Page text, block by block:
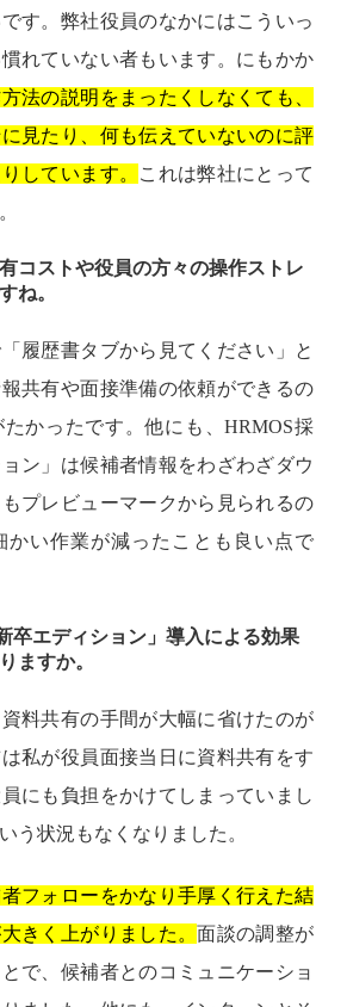
す。弊社役員のなかにはこういっ
れていない者もいます。にもかか
法の説明をまったくしなくても、
見たり、何も伝えていないのに評
しています。
これは弊社にとって
コストや役員の方々の操作ストレ
ね。
履歴書タブから見てください」と
共有や面接準備の依頼ができるの
かったです。他にも、HRMOS採
ン」は候補者情報をわざわざダウ
プレビューマークから見られるの
かい作業が減ったことも良い点で
卒エディション」導入による効果
ますか。
料共有の手間が大幅に省けたのが
私が役員面接当日に資料共有をす
にも負担をかけてしまっていまし
う状況もなくなりました。
フォローをかなり手厚く行えた結
きく上がりました。面談の調整が
で、候補者とのコミュニケーショ